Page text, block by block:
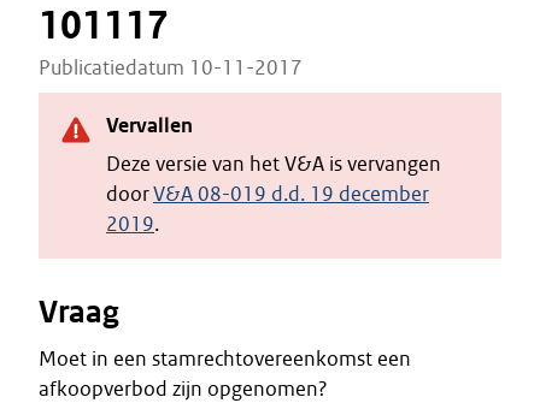
101117
Publicatiedatum 10-11-2017
Vervallen
Deze versie van het V&A is vervangen
doorV&A 08-019 d.d. 19 december
2019.
Vraag
Moet in een stamrechtovereenkomst een
afkoopverbod zijn opgenomen?